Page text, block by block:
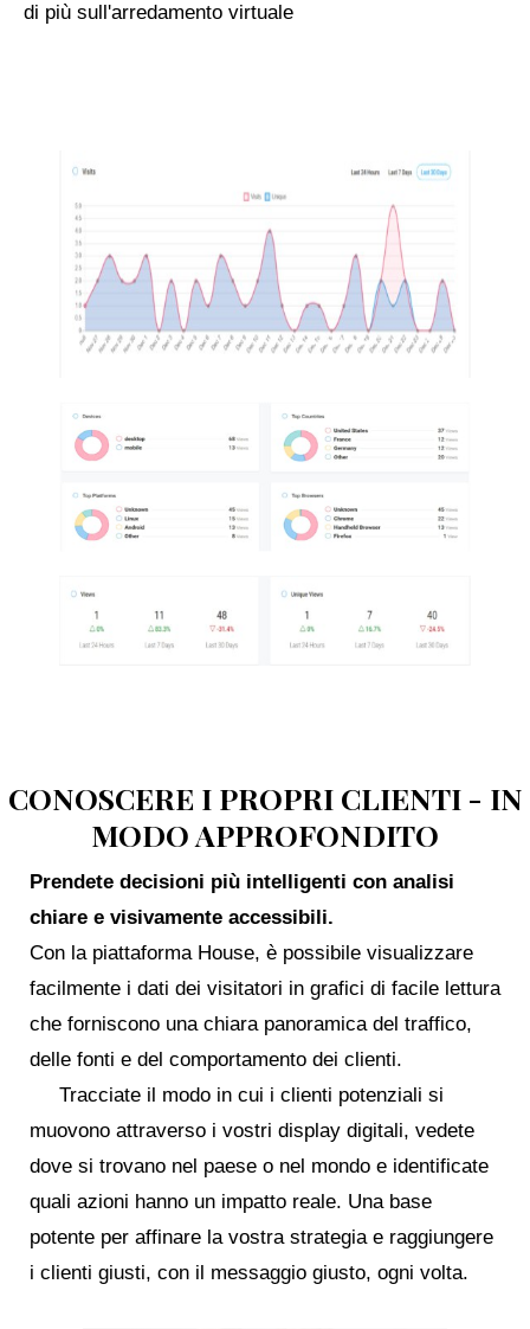
di più sull'arredamento virtuale
CONOSCERE I PROPRI CLIENTI - IN
MODO APPROFONDITO
Prendete decisioni più intelligenti con analisi
chiare e visivamente accessibili.
Con la piattaforma House, è possibile visualizzare
facilmente i dati dei visitatori in grafici di facile lettura
che forniscono una chiara panoramica del traffico,
delle fonti e del comportamento dei clienti.
Tracciate il modo in cui i clienti potenziali si
muovono attraverso i vostri display digitali, vedete
dove si trovano nel paese o nel mondo e identificate
quali azioni hanno un impatto reale. Una base
potente per affinare la vostra strategia e raggiungere
i clienti giusti, con il messaggio giusto, ogni volta.